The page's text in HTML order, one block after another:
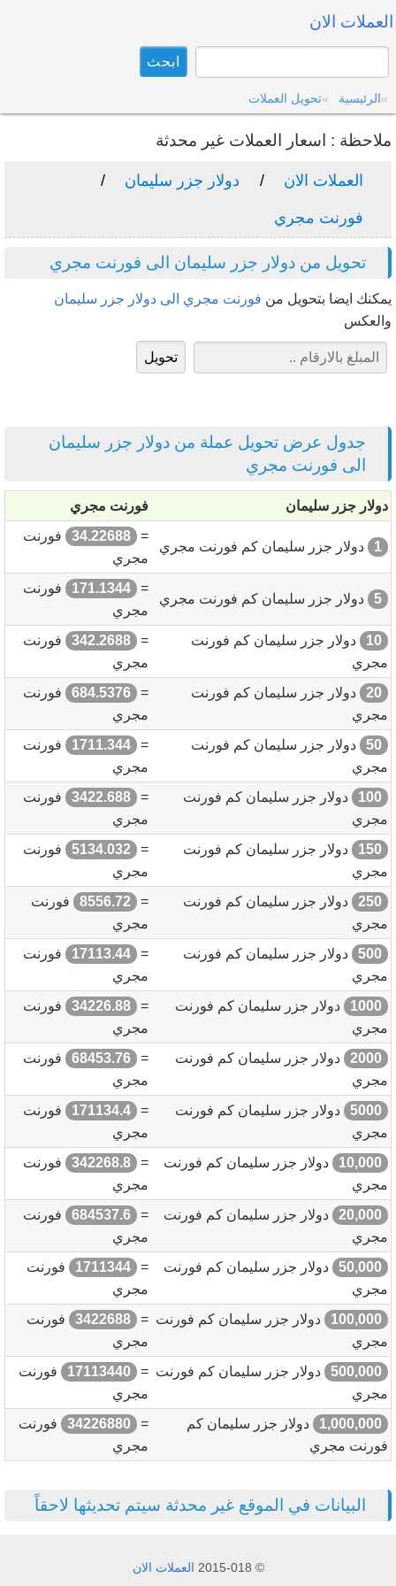
العملات الان
الرئيسية تحويل العملات
ملاحظة : اسعار العملات غير محدثة
العملات الان دولار جزر سليمان
فورنت مجري
تحويل من دولار جزر سليمان الى فورنت مجري
يمكنك ايضا بتحويل من فورنت مجري الى دولار جزر سليمان
والعكس
جدول عرض تحويل عملة من دولار جزر سليمان
الى فورنت مجري
دولار جزر سليمان فورنت مجري
1 دولار جزر سليمان كم فورنت مجري
=
34.22688
فورنت
مجري
5 دولار جزر سليمان كم فورنت مجري
=
171.1344
فورنت
مجري
10
دولار جزر سليمان كم فورنت
مجري
=
342.2688
فورنت
مجري
20
دولار جزر سليمان كم فورنت
مجري
=
684.5376
فورنت
مجري
50
دولار جزر سليمان كم فورنت
مجري
=
1711.344
فورنت
مجري
100
دولار جزر سليمان كم فورنت
مجري
=
3422.688
فورنت
مجري
150
دولار جزر سليمان كم فورنت
مجري
=
5134.032
فورنت
مجري
250
دولار جزر سليمان كم فورنت
مجري
=
8556.72
فورنت
مجري
500
دولار جزر سليمان كم فورنت
مجري
=
17113.44
فورنت
مجري
1000
دولار جزر سليمان كم فورنت
مجري
=
34226.88
فورنت
مجري
2000
دولار جزر سليمان كم فورنت
مجري
=
68453.76
فورنت
مجري
5000
دولار جزر سليمان كم فورنت
مجري
=
171134.4
فورنت
مجري
10,000
دولار جزر سليمان كم فورنت
مجري
=
342268.8
فورنت
مجري
20,000
دولار جزر سليمان كم فورنت
مجري
=
684537.6
فورنت
مجري
50,000
دولار جزر سليمان كم فورنت
مجري
=
1711344
فورنت
مجري
100,000
دولار جزر سليمان كم فورنت
مجري
=
3422688
فورنت
مجري
500,000
دولار جزر سليمان كم فورنت
مجري
=
17113440
فورنت
مجري
1,000,000
دولار جزر سليمان كم
فورنت مجري
=
34226880
فورنت
مجري
البيانات في الموقع غير محدثة سيتم تحديثها لاحقاً
© 2015-018 العملات الان